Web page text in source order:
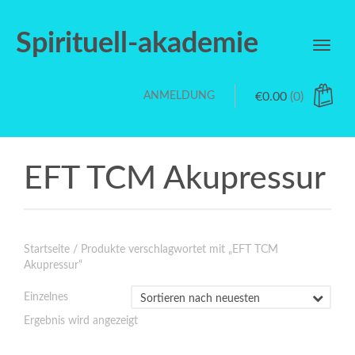
Spirituell-akademie
Toggle
€0.00 (0)
ANMELDUNG
EFT TCM Akupressur
Startseite / Produkte verschlagwortet mit „EFT TCM
Akupressur“
Einzelnes
Ergebnis wird angezeigt